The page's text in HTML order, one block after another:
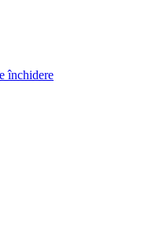
închidere